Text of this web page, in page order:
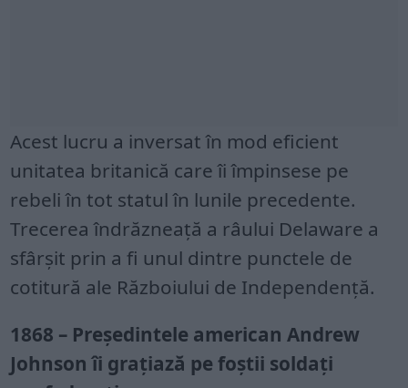
Acest lucru a inversat în mod eficient
unitatea britanică care îi împinsese pe
rebeli în tot statul în lunile precedente.
Trecerea îndrăzneață a râului Delaware a
sfârșit prin a fi unul dintre punctele de
cotitură ale Războiului de Independență.
1868 – Președintele american Andrew
Johnson îi grațiază pe foștii soldați